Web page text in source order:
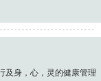
及身，心，灵的健康管理